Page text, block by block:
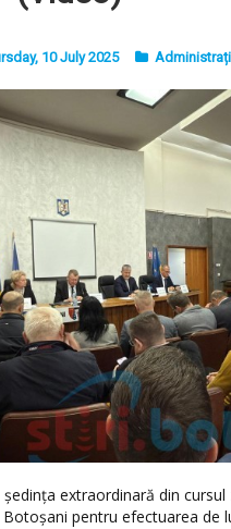
10 July 2025
extraordinară din
pentru efectuarea de